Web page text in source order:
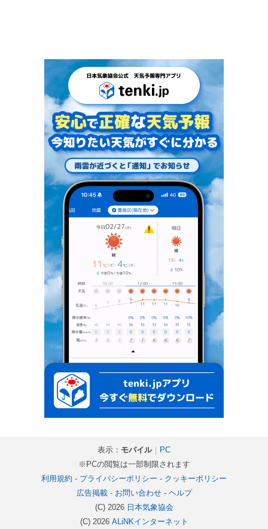
表示： モバイル｜
PC
※PCの閲覧は一部制限されます
利用規約 - プライバシーポリシー - クッキーポリシー
広告掲載- お問い合わせ- ヘルプ
(C) 2026 日本気象協会
(C) 2026 ALiNKインターネット